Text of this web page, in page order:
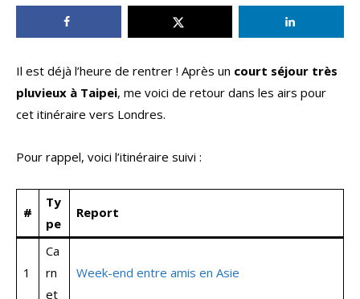
Il est déjà l’heure de rentrer ! Après un court séjour très
pluvieux à Taipei, me voici de retour dans les airs pour
cet itinéraire vers Londres.
Pour rappel, voici l’itinéraire suivi :
#
Ty
pe
Report
1
Ca
rn
et
Week-end entre amis en Asie